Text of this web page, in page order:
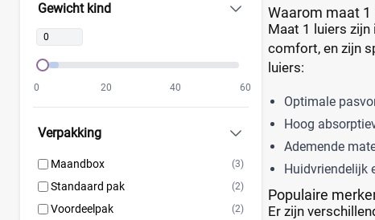
Toujours (0)
Trekpleister
Gewicht kind
0 20 40 60
Verpakking
Maandbox (3)
Standaard pak (2)
Voordeelpak (2)
Waarom maat 1
Maat 1 luiers
comfort, en zijn
luiers:
Optimale
Hoog
Ademende
Huidvriendelijk
Populaire
Er zijn